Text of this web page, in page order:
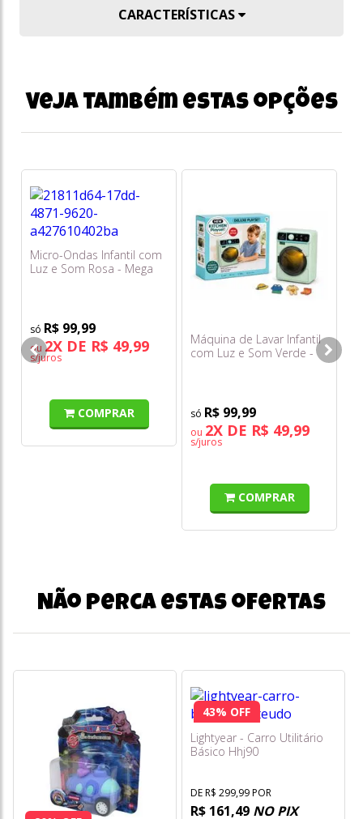
CARACTERÍSTICAS
Veja também estas opções
Micro-Ondas Infantil com
Luz e Som Rosa - Mega
R$ 99,99
ou 2X DE R$ 49,99
s/juros
COMPRAR
Máquina de Lavar Infantil
com Luz e Som Verde -
R$ 99,99
ou 2X DE R$ 49,99
s/juros
COMPRAR
Não perca estas ofertas
43% OFF
Lightyear - Carro Utilitário
Básico Hhj90
DE R$ 299,99 POR
R$ 161,49 NO PIX